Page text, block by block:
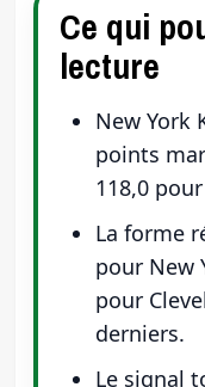
Ce qui
lecture
New York
points
118,0
La forme
pour New
pour
derniers.
Le signal